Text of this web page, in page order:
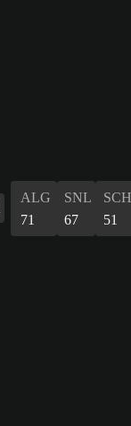
ALG
71
SNL
67
SCH
51